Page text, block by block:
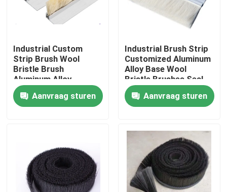
Kwaliteitscontrole
Contacteer ons
Vraag een offerte aan
industriële cilindrische borstel
industriële rolborstel
Industrial Custom
Strip Brush Wool
Bristle Brush
Aluminum Alloy
Bracket Strip Brush
Cleaning Brush Strip
Aanvraag sturen
Industrial Brush Strip
Customized Aluminum
Alloy Base Wool
Bristle Brushes Seal
Strip Brush
Aanvraag sturen